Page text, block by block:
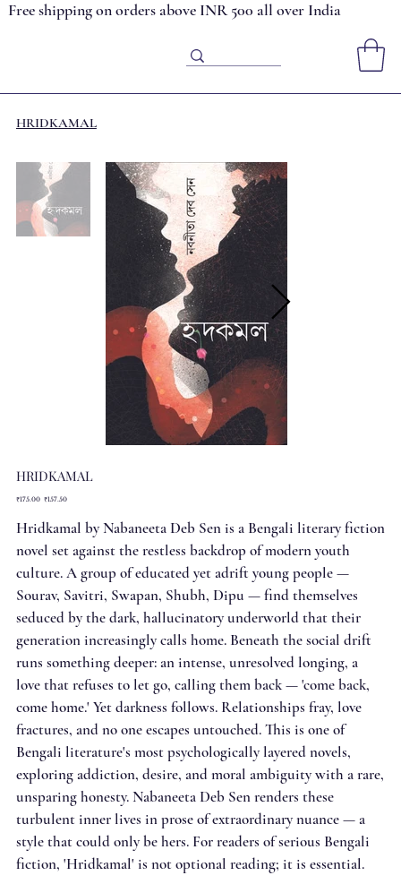
Free shipping on orders above INR 500 all over India
HRIDKAMAL
HRIDKAMAL
Original
₹175.00 Sale
₹157.50
Hridkamal by Nabaneeta Deb Sen is a Bengali literary fiction
novel set against the restless backdrop of modern youth
culture. A group of educated yet adrift young people —
Sourav, Savitri, Swapan, Shubh, Dipu — find themselves
seduced by the dark, hallucinatory underworld that their
generation increasingly calls home. Beneath the social drift
runs something deeper: an intense, unresolved longing, a
love that refuses to let go, calling them back — 'come back,
come home.' Yet darkness follows. Relationships fray, love
fractures, and no one escapes untouched. This is one of
Bengali literature's most psychologically layered novels,
exploring addiction, desire, and moral ambiguity with a rare,
unsparing honesty. Nabaneeta Deb Sen renders these
turbulent inner lives in prose of extraordinary nuance — a
style that could only be hers. For readers of serious Bengali
fiction, 'Hridkamal' is not optional reading; it is essential.